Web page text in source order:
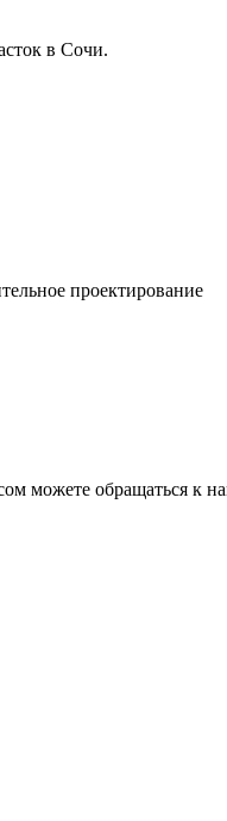
в Сочи.
проектирование
можете обращаться к